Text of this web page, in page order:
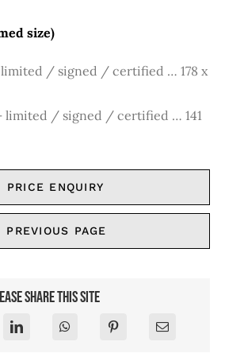
size)
limited / signed / certified … 178 x
limited / signed / certified … 141
PRICE ENQUIRY
PREVIOUS PAGE
share this site